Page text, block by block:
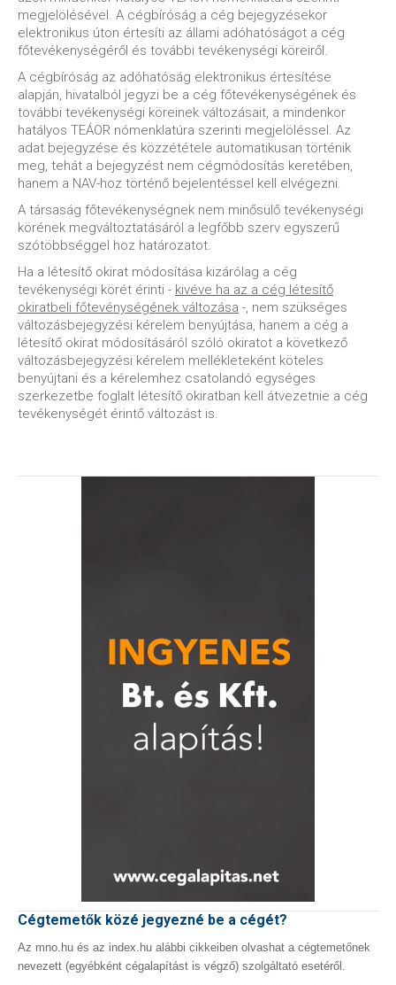
megjelölésével. A cégbíróság a cég bejegyzésekor
elektronikus úton értesíti az állami adóhatóságot a cég
főtevékenységéről és további tevékenységi köreiről.
A cégbíróság az adóhatóság elektronikus értesítése
alapján, hivatalból jegyzi be a cég főtevékenységének és
további tevékenységi köreinek változásait, a mindenkor
hatályos TEÁOR nómenklatúra szerinti megjelöléssel. Az
adat bejegyzése és közzététele automatikusan történik
meg, tehát a bejegyzést nem cégmódosítás keretében,
hanem a NAV-hoz történő bejelentéssel kell elvégezni.
A társaság főtevékenységnek nem minősülő tevékenységi
körének megváltoztatásáról a legfőbb szerv egyszerű
szótöbbséggel hoz határozatot.
Ha a létesítő okirat módosítása kizárólag a cég
tevékenységi körét érinti - kivéve ha az a cég létesítő
okiratbeli főtevénységének változása -, nem szükséges
változásbejegyzési kérelem benyújtása, hanem a cég a
létesítő okirat módosításáról szóló okiratot a következő
változásbejegyzési kérelem mellékleteként köteles
benyújtani és a kérelemhez csatolandó egységes
szerkezetbe foglalt létesítő okiratban kell átvezetnie a cég
tevékenységét érintő változást is.
Cégtemetők közé jegyezné be a cégét?
Az mno.hu és az index.hu alábbi cikkeiben olvashat a cégtemetőnek
nevezett (egyébként cégalapítást is végző) szolgáltató esetéről.